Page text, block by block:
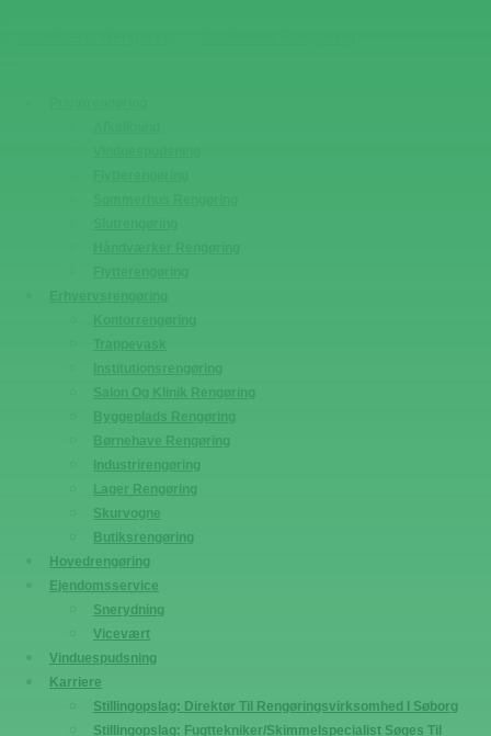
Børnehave Rengøring
Industrirengøring
Lager Rengøring
Skurvogne
Butiksrengøring
Hovedrengøring
Ejendomsservice
Snerydning
Vicevært
Vinduespudsning
Karriere
Stillingopslag: Direktør Til Rengøringsvirksomhed I Søborg
Stillingopslag: Fugttekniker/Skimmelspecialist Søges Til